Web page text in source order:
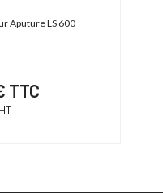
Aputure LS 600
TTC